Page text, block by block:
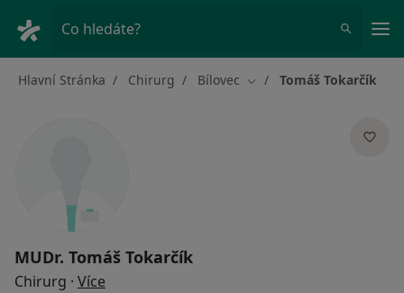
Co hledáte?
Hlavní Stránka Chirurg Bílovec Změna města
Tomáš Tokarčík
MUDr. Tomáš Tokarčík
Chirurg · Více